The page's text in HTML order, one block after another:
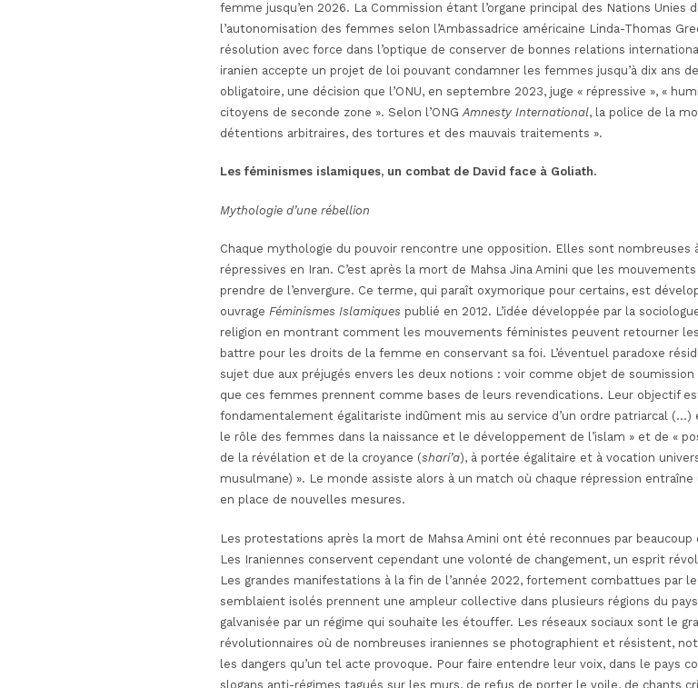
femme jusqu’en 2026. La Commission étant l’organe principal des Nations Unies
l’autonomisation des femmes selon l’Ambassadrice américaine Linda-Thomas
résolution avec force dans l’optique de conserver de bonnes relations
iranien accepte un projet de loi pouvant condamner les femmes jusqu’à dix ans
obligatoire, une décision que l’ONU, en septembre 2023, juge « répressive », «
citoyens de seconde zone ». Selon l’ONG Amnesty International, la police de la
détentions arbitraires, des tortures et des mauvais traitements ».
Les féminismes islamiques, un combat de David face à Goliath.
Mythologie d’une rébellion
Chaque mythologie du pouvoir rencontre une opposition. Elles sont
répressives en Iran. C’est après la mort de Mahsa Jina Amini que les
prendre de l’envergure. Ce terme, qui paraît oxymorique pour certains, est
ouvrage Féminismes Islamiques publié en 2012. L’idée développée par la
religion en montrant comment les mouvements féministes peuvent retourner
battre pour les droits de la femme en conservant sa foi. L’éventuel paradoxe
sujet due aux préjugés envers les deux notions : voir comme objet de
que ces femmes prennent comme bases de leurs revendications. Leur objectif
fondamentalement égalitariste indûment mis au service d’un ordre patriarcal
le rôle des femmes dans la naissance et le développement de l’islam » et de «
de la révélation et de la croyance (shari’a), à portée égalitaire et à vocation
musulmane) ». Le monde assiste alors à un match où chaque répression
en place de nouvelles mesures.
Les protestations après la mort de Mahsa Amini ont été reconnues par
Les Iraniennes conservent cependant une volonté de changement, un esprit
Les grandes manifestations à la fin de l’année 2022, fortement combattues par
semblaient isolés prennent une ampleur collective dans plusieurs régions du
galvanisée par un régime qui souhaite les étouffer. Les réseaux sociaux sont le
révolutionnaires où de nombreuses iraniennes se photographient et résistent,
les dangers qu’un tel acte provoque. Pour faire entendre leur voix, dans le pays
slogans anti-régimes tagués sur les murs, de refus de porter le voile, de chants